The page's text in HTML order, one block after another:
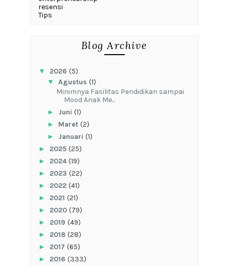
resensi
Tips
Blog Archive
▼ 2026 (5)
▼ Agustus (1)
‎Minimnya Fasilitas Pendidikan sampai
Mood Anak Me...
► Juni (1)
► Maret (2)
► Januari (1)
► 2025 (25)
► 2024(19)
► 2023 (22)
► 2022 (41)
► 2021 (21)
► 2020 (79)
► 2019 (49)
► 2018 (28)
► 2017 (65)
► 2016 (333)